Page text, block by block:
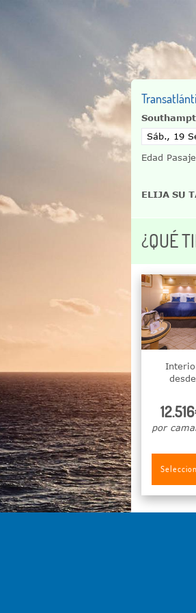
Edad
ELIJA SU
¿QUÉ
desde
por